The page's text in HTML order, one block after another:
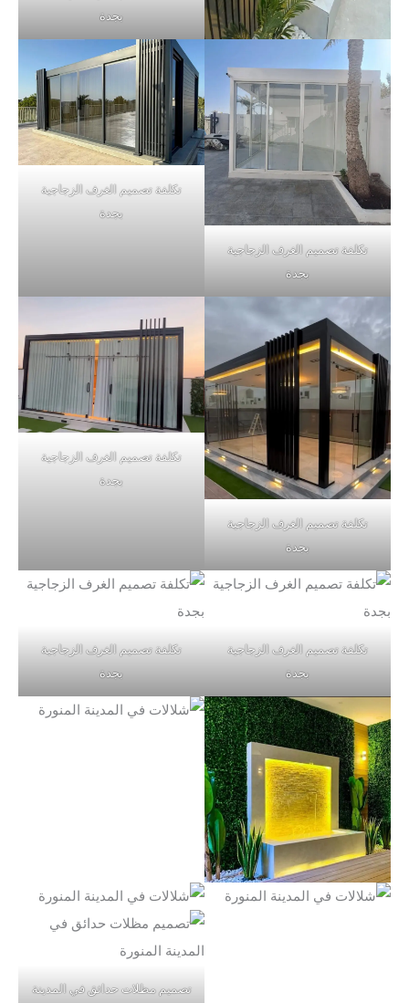
بجدة
تكلفة تصميم الغرف الزجاجية
بجدة
تكلفة تصميم الغرف الزجاجية
بجدة
تكلفة تصميم الغرف الزجاجية
بجدة
تكلفة تصميم الغرف الزجاجية
بجدة
تكلفة تصميم الغرف الزجاجية
بجدة
تكلفة تصميم الغرف الزجاجية
بجدة
تصميم مظلات حدائق في المدينة